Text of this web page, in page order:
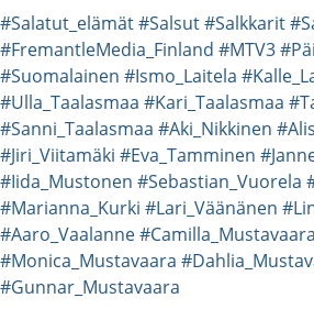
#Salatut_elämät#Salsut#Salkkarit
#FremantleMedia_Finland #MTV3
#Suomalainen #Ismo_Laitela
#Ulla_Taalasmaa #Kari_Taalasmaa
#Sanni_Taalasmaa #Aki_Nikkinen
#Jiri_Viitamäki #Eva_Tamminen
#Iida_Mustonen #Sebastian_Vuorela
#Marianna_Kurki #Lari_Väänänen
#Aaro_Vaalanne#Camilla_Mustavaara
#Monica_Mustavaara
#Gunnar_Mustavaara